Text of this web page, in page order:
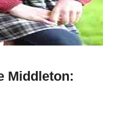
Middleton: